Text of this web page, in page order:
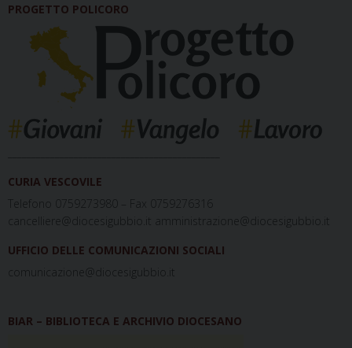
PROGETTO POLICORO
CURIA VESCOVILE
Telefono 0759273980 – Fax 0759276316
cancelliere@diocesigubbio.it amministrazione@diocesigubbio.it
UFFICIO DELLE COMUNICAZIONI SOCIALI
comunicazione@diocesigubbio.it
BIAR – BIBLIOTECA E ARCHIVIO DIOCESANO